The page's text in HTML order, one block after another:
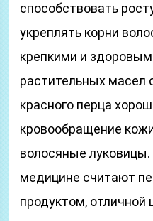
способствовать
укреплять корни
крепкими и
растительных масел
красного перца
кровообращение
волосяные
медицине считают
продуктом, отличной